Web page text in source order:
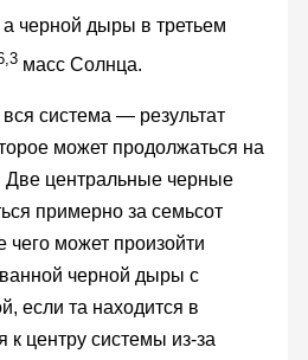
черной дыры в третьем
масс Солнца.
система — результат
может продолжаться на
центральные черные
примерно за семьсот
чего может произойти
черной дыры с
если та находится в
к центру системы из-за